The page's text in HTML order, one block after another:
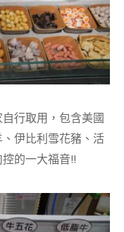
行取用，包含美國
伊比利雪花豬、活
的一大福音!!